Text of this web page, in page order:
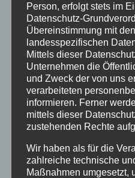
Blog
Kontakt
FAQs
Reise Versicherung
Impressum
Person, erfolgt stets im
Datenschutz-
Übereinstimmung mit
landesspezifischen
Mittels dieser
Unternehmen die
und Zweck der von uns
verarbeiteten
informieren. Ferner
mittels dieser
zustehenden Rechte
Wir haben als für die
zahlreiche technische
Maßnahmen umgesetzt,